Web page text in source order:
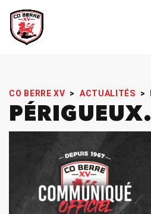
CO BERRE XV > ACTUALITÉS >
PÉRIGUEUX